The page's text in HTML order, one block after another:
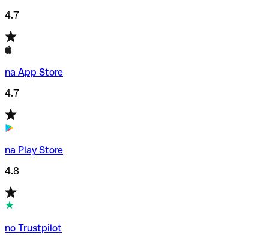
4.7
na App Store
4.7
na Play Store
4.8
no Trustpilot